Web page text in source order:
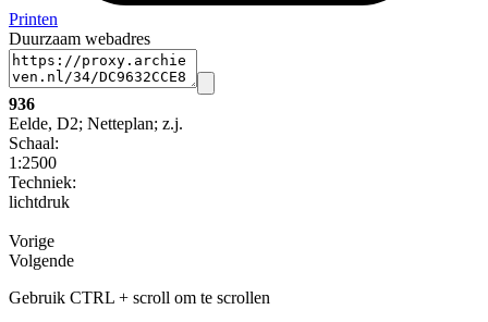
Printen
Duurzaam webadres
936
Eelde, D2; Netteplan; z.j.
Schaal:
1:2500
Techniek:
lichtdruk
Vorige
Volgende
Gebruik CTRL + scroll om te scrollen